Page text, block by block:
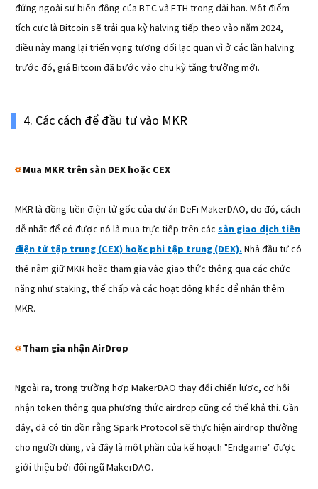
đứng ngoài sự biến động của BTC và ETH trong dài hạn. Một điểm
tích cực là Bitcoin sẽ trải qua kỳ halving tiếp theo vào năm 2024,
điều này mang lại triển vọng tương đối lạc quan vì ở các lần halving
trước đó, giá Bitcoin đã bước vào chu kỳ tăng trưởng mới.
4. Các cách để đầu tư vào MKR
☼Mua MKR trên sàn DEX hoặc CEX
MKR là đồng tiền điện tử gốc của dự án DeFi MakerDAO, do đó, cách
dễ nhất để có được nó là mua trực tiếp trên các sàn giao dịch tiền
điện tử tập trung (CEX) hoặc phi tập trung (DEX).Nhà đầu tư có
thể nắm giữ MKR hoặc tham gia vào giao thức thông qua các chức
năng như staking, thế chấp và các hoạt động khác để nhận thêm
MKR.
☼Tham gia nhận AirDrop
Ngoài ra, trong trường hợp MakerDAO thay đổi chiến lược, cơ hội
nhận token thông qua phương thức airdrop cũng có thể khả thi. Gần
đây, đã có tin đồn rằng Spark Protocol sẽ thực hiện airdrop thưởng
cho người dùng, và đây là một phần của kế hoạch "Endgame" được
giới thiệu bởi đội ngũ MakerDAO.